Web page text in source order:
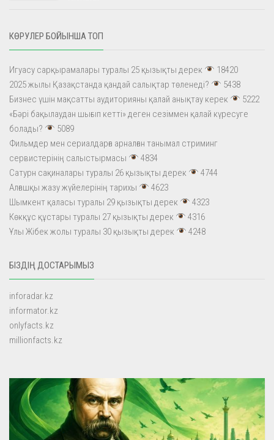
КӨРУЛЕР БОЙЫНША ТОП
Игуасу сарқырамалары туралы 25 қызықты дерек
18420
2025 жылы Қазақстанда қандай салықтар төленеді?
5438
Бизнес үшін мақсатты аудиторияны қалай анықтау керек
5222
«Бәрі бақылаудан шығып кетті» деген сезіммен қалай күресуге
болады?
5089
Фильмдер мен сериалдарға арналған танымал стриминг
сервистерінің салыстырмасы
4834
Сатурн сақиналары туралы 26 қызықты дерек
4744
Алғашқы жазу жүйелерінің тарихы
4623
Шымкент қаласы туралы 29 қызықты дерек
4323
Көкқұс құстары туралы 27 қызықты дерек
4316
Ұлы Жібек жолы туралы 30 қызықты дерек
4248
БІЗДІҢ ДОСТАРЫМЫЗ
inforadar.kz
informator.kz
onlyfacts.kz
millionfacts.kz